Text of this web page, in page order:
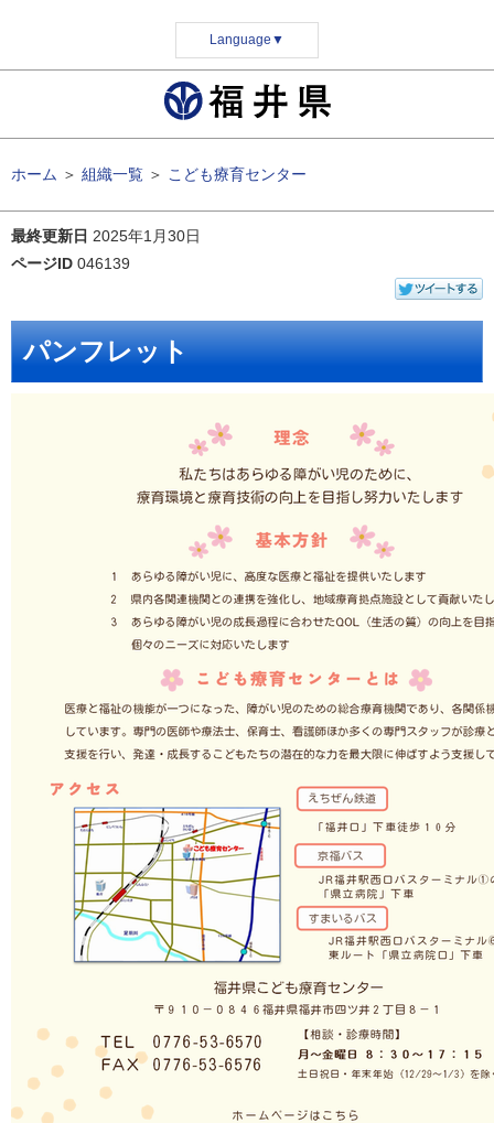
Language ▼
ホーム ＞ 組織一覧 ＞ こども療育センター
最終更新日 2025年1月30日
ページID 046139
パンフレット